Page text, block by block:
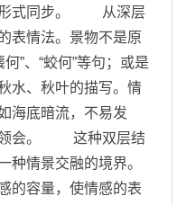
形式同步。 从深层
表情法。景物不是原
何”、“蛟何”等句；或是
水、秋叶的描写。情
海底暗流，不易发
领会。 这种双层结
种情景交融的境界。
的容量，使情感的表